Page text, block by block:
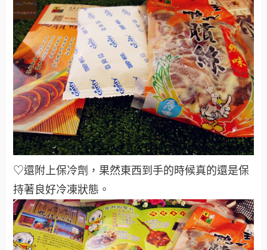
♡還附上保冷劑，果然東西到手的時候真的還是保
持著良好冷凍狀態 。